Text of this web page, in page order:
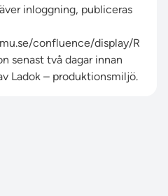
inloggning, publiceras
confluence/display/R
senast två dagar innan
Ladok – produktionsmiljö.